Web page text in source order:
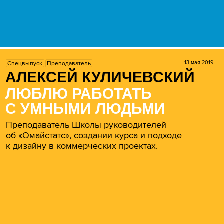
Спецвыпуск Преподаватель 13 мая 2019
АЛЕКСЕЙ КУЛИЧЕВСКИЙ
ЛЮБЛЮ РАБОТАТЬ
С УМНЫМИ ЛЮДЬМИ
Преподаватель Школы руководителей
об «Омайстатс», создании курса и подходе
к дизайну в коммерческих проектах.